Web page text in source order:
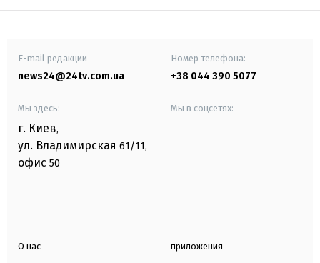
E-mail редакции
news24@24tv.com.ua
Номер телефона:
+38 044 390 5077
Мы здесь:
г. Киев,
ул. Владимирская 61/11,
офис 50
Мы в соцсетях:
О нас приложения